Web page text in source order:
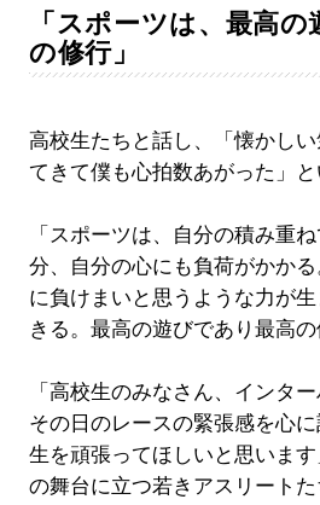
「スポーツは、最高
の修行」
高校生たちと話し、「懐かし
てきて僕も心拍数あがった」と
「スポーツは、自分の積み重
分、自分の心にも負荷がかか
に負けまいと思うような力が
きる。最高の遊びであり最高の
「高校生のみなさん、インタ
その日のレースの緊張感を心
生を頑張ってほしいと思いま
の舞台に立つ若きアスリート